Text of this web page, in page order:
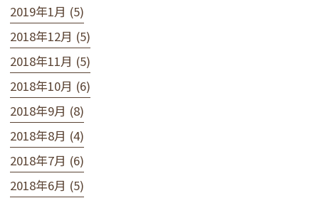
2019年1月 (5)
2018年12月 (5)
2018年11月 (5)
2018年10月 (6)
2018年9月 (8)
2018年8月 (4)
2018年7月 (6)
2018年6月 (5)